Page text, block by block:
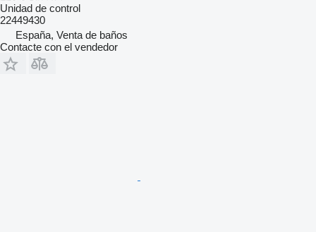
Unidad de control
22449430
España, Venta de baños
Contacte con el vendedor